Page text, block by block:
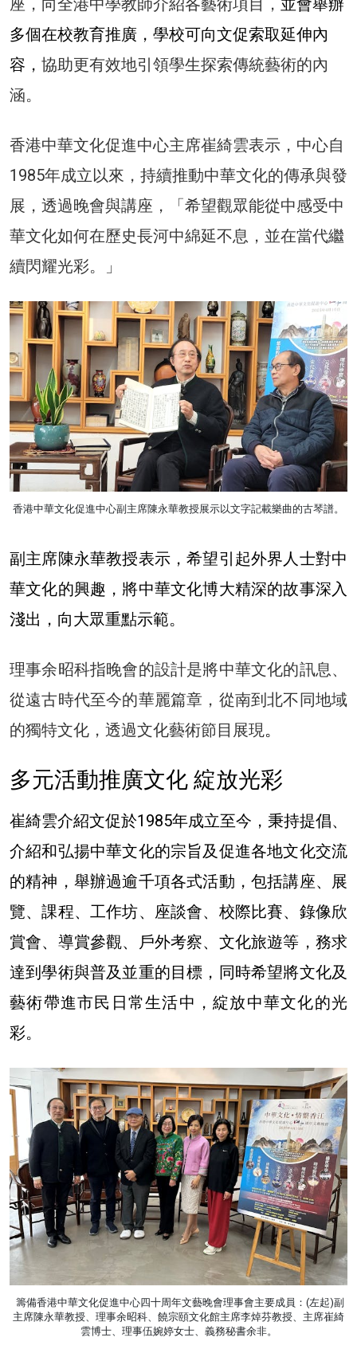
座，向全港中學教師介紹各藝術項目， 並會舉辦
多個在校教育推廣，學校可向文促索取延伸內
容， 協助更有效地引領學生探索傳統藝術的內
涵。
香港中華文化促進中心主席崔綺雲表示，中心自
1985年成立以來，持續推動中華文化的傳承與發
展，透過晚會與講座，「希望觀眾能從中感受中
華文化如何在歷史長河中綿延不息，並在當代繼
續閃耀光彩。」
香港中華文化促進中心副主席陳永華教授展示以文字記載樂曲的古琴譜。
副主席陳永華教授表示，希望引起外界人士對中
華文化的興趣，將中華文化博大精深的故事深入
淺出，向大眾重點示範。
理事余昭科指晚會的設計是將中華文化的訊息、
從遠古時代至今的華麗篇章，從南到北不同地域
的獨特文化，透過文化藝術節目展現。
多元活動推廣文化 綻放光彩
崔綺雲介紹文促於1985年成立至今，秉持提倡、
介紹和弘揚中華文化的宗旨及促進各地文化交流
的精神，舉辦過逾千項各式活動，包括講座、展
覽、課程、工作坊、座談會、校際比賽、錄像欣
賞會、導賞參觀、戶外考察、文化旅遊等，務求
達到學術與普及並重的目標，同時希望將文化及
藝術帶進市民日常生活中，綻放中華文化的光
彩。
籌備香港中華文化促進中心四十周年文藝晚會理事會主要成員：(左起)副
主席陳永華教授、理事余昭科、饒宗頤文化館主席李焯芬教授、主席崔綺
雲博士、理事伍婉婷女士、義務秘書余非。